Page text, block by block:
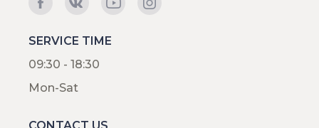
SERVICE TIME
09:30 - 18:30
Mon-Sat
CONTACT US